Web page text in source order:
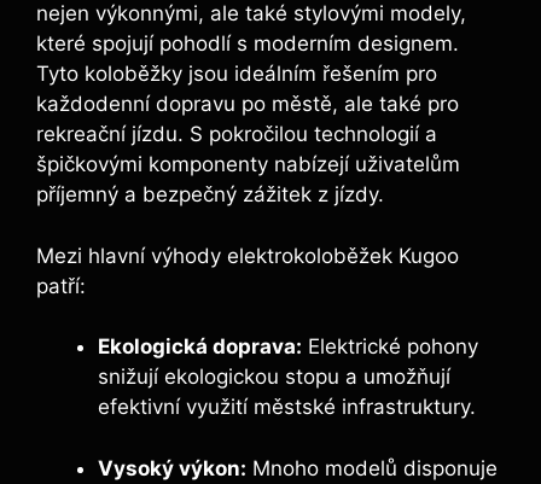
nejen výkonnými, ale také stylovými modely,
které spojují pohodlí s moderním designem.
Tyto koloběžky jsou ideálním řešením pro
každodenní dopravu po městě, ale také pro
rekreační jízdu. S pokročilou technologií a
špičkovými komponenty nabízejí uživatelům
příjemný a bezpečný zážitek z jízdy.
Mezi hlavní výhody elektrokoloběžek Kugoo
patří:
Ekologická doprava: Elektrické pohony
snižují ekologickou stopu a umožňují
efektivní využití městské infrastruktury.
Vysoký výkon: Mnoho modelů disponuje